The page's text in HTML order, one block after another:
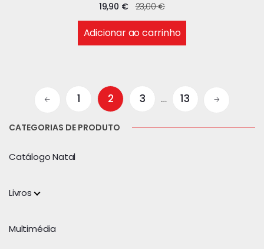
23,00€
19,90 €
Adicionar ao carrinho
1 2 3 … 13
CATEGORIAS DE PRODUTO
Catálogo Natal
Livros
Multimédia